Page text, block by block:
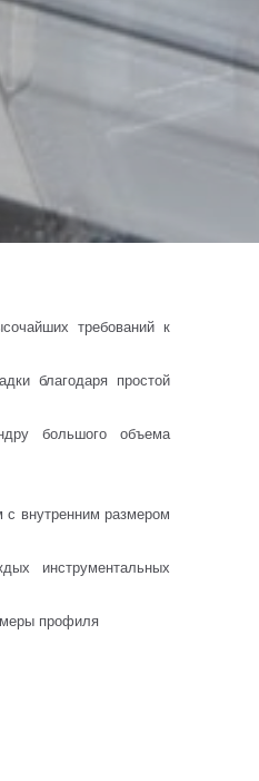
требований к
благодаря простой
большого объема
с внутренним размером
инструментальных
профиля